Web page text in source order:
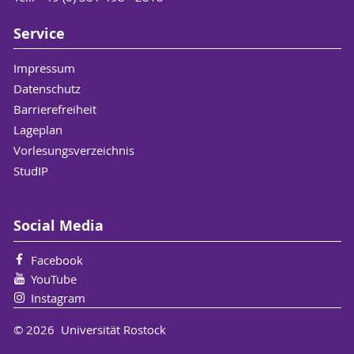
Service
Impressum
Datenschutz
Barrierefreiheit
Lageplan
Vorlesungsverzeichnis
StudIP
Social Media
Facebook
YouTube
Instagram
© 2026 Universität Rostock